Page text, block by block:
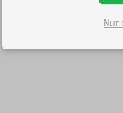
Nur